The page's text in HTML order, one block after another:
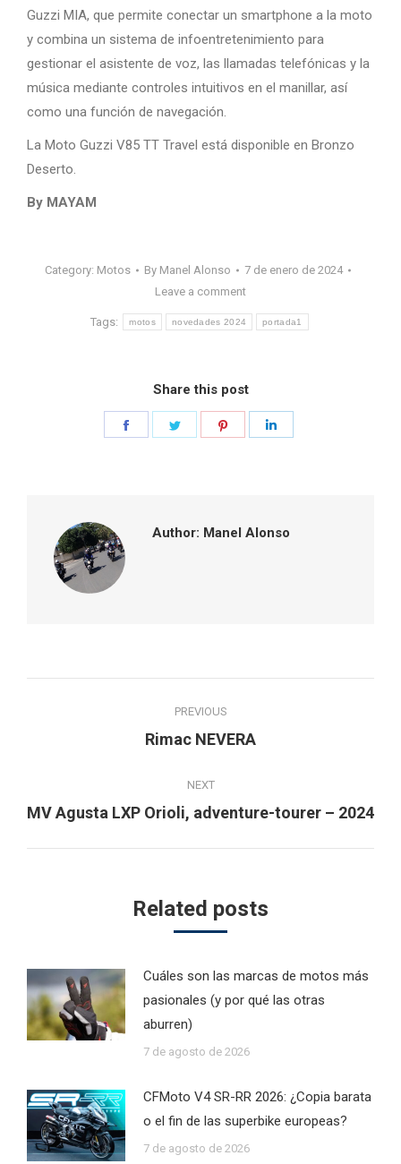
Guzzi MIA, que permite conectar un smartphone a la moto
y combina un sistema de infoentretenimiento para
gestionar el asistente de voz, las llamadas telefónicas y la
música mediante controles intuitivos en el manillar, así
como una función de navegación.
La Moto Guzzi V85 TT Travel está disponible en Bronzo
Deserto.
By MAYAM
Category: Motos By Manel Alonso
7 de enero de 2024
Leave a comment
Tags: motos novedades 2024 portada1
Share this post
Author: Manel Alonso
navigation
PREVIOUS
Previous
Rimac NEVERA
NEXT
Next
MV Agusta LXP Orioli, adventure-tourer – 2024
Related posts
Cuáles son las marcas de motos más
pasionales (y por qué las otras
aburren)
7 de agosto de 2026
CFMoto V4 SR-RR 2026: ¿Copia barata
o el fin de las superbike europeas?
7 de agosto de 2026